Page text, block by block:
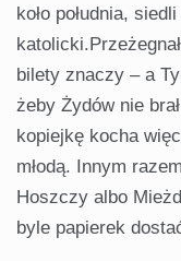
koło południa,
bilety znaczy – a
żeby Żydów nie
kopiejkę kocha
młodą. Innym
Hoszczy albo
byle papierek